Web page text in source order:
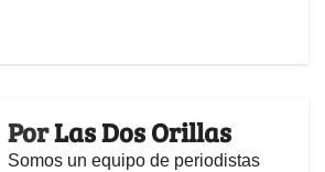
PorLas Dos Orillas
Somos un equipo de periodistas